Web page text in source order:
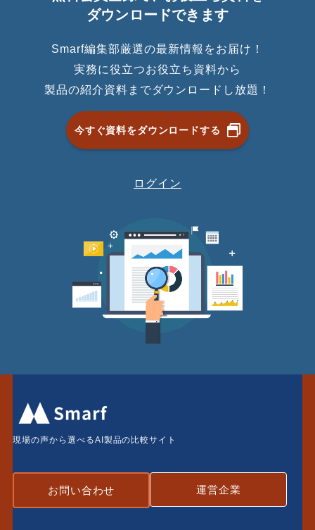
ダウンロードできます
Smarf編集部厳選の最新情報をお届け！
実務に役立つお役立ち資料から
製品の紹介資料までダウンロードし放題！
今すぐ資料をダウンロードする
ログイン
現場の声から選べるAI製品の比較サイト
お問い合わせ 運営企業